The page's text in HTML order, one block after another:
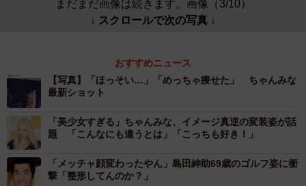
まだまだ画像は続きます。画像（3/10）
↓ スクロールで次の写真 ↓
おすすめニュース
【写真】「ほっそい…」「めっちゃ痩せた」 ちゃんみな
最新ショット
「美少女すぎる」ちゃんみな、イメージ真逆の変装姿が話
題 「こんなにも違うとは」「こっちも好き！」
「メッチャ顔変わったやん」島田紳助69歳のゴルフ姿に衝
撃「整形してんのか？」